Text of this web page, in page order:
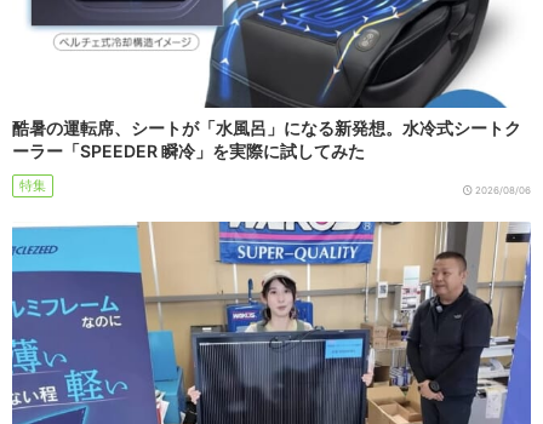
酷暑の運転席、シートが「水風呂」になる新発想。水冷式シートク
ーラー「SPEEDER 瞬冷」を実際に試してみた
特集 2026/08/06